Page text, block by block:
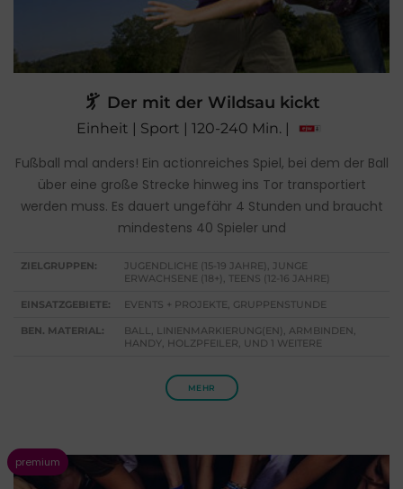
Der mit der Wildsau kickt
Einheit | Sport | 120-240 Min. |
Fußball mal anders! Ein actionreiches Spiel, bei dem der Ball
über eine große Strecke hinweg ins Tor transportiert
werden muss. Es dauert ungefähr 4 Stunden und braucht
mindestens 40 Spieler und
ZIELGRUPPEN:
JUGENDLICHE (15-19 JAHRE), JUNGE
ERWACHSENE (18+), TEENS (12-16 JAHRE)
EINSATZGEBIETE: EVENTS + PROJEKTE, GRUPPENSTUNDE
BEN. MATERIAL:
BALL, LINIENMARKIERUNG(EN), ARMBINDEN,
HANDY, HOLZPFEILER, UND 1 WEITERE
MEHR